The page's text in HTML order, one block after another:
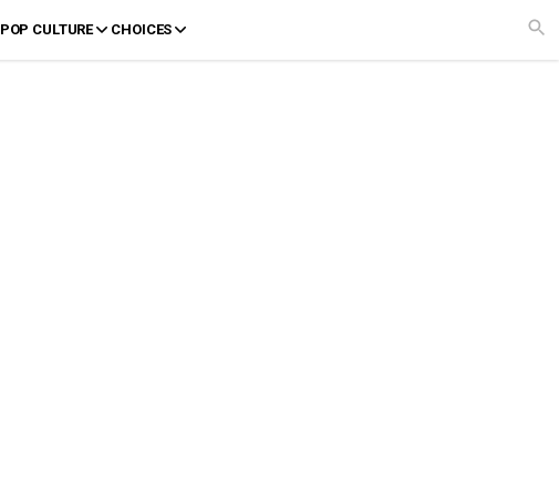
POP CULTURE CHOICES